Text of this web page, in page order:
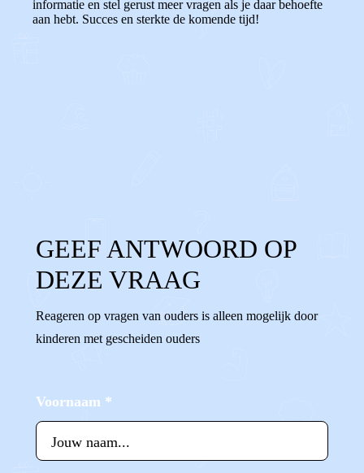
informatie en stel gerust meer vragen als je daar behoefte
aan hebt. Succes en sterkte de komende tijd!
GEEF ANTWOORD OP
DEZE VRAAG
Reageren op vragen van ouders is alleen mogelijk door
kinderen met gescheiden ouders
Voornaam *